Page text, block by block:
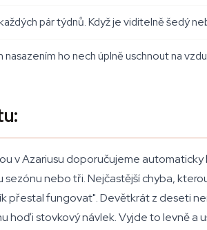
pár týdnů. Když je viditelně šedý
ho nech úplně uschnout na
v Azariusu doporučujeme
sezónu nebo tři. Nejčastější chyba,
přestal fungovat". Devětkrát z deseti
hoď i stovkový návlek. Vyjde to levně a